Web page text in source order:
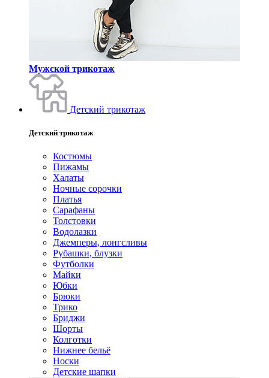
Мужской трикотаж
Детский трикотаж
Детский трикотаж
Костюмы
Пижамы
Халаты
Ночные сорочки
Платья
Сарафаны
Толстовки
Водолазки
Джемперы, лонгсливы
Рубашки, блузки
Футболки
Майки
Юбки
Брюки
Трико
Бриджи
Шорты
Колготки
Нижнее бельё
Носки
Детские шапки